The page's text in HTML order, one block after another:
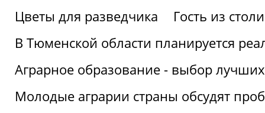
Цветы для разведчика
Гость из
В Тюменской области планируется
Аграрное образование - выбор лучших
Молодые аграрии страны обсудят